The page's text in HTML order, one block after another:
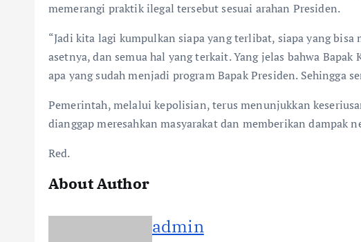
memerangi praktik ilegal tersebut sesuai arahan Presiden.
“Jadi kita lagi kumpulkan siapa yang terlibat, siapa yang bisa
asetnya, dan semua hal yang terkait. Yang jelas bahwa
apa yang sudah menjadi program Bapak Presiden. Sehingga
Pemerintah, melalui kepolisian, terus menunjukkan
dianggap meresahkan masyarakat dan memberikan dampak
Red.
About Author
admin